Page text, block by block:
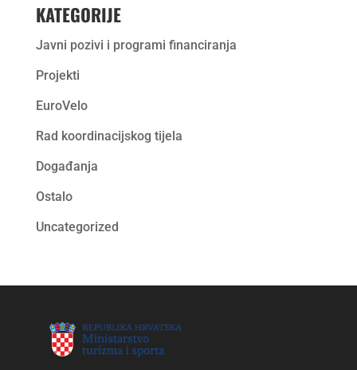
KATEGORIJE
Javni pozivi i programi financiranja
Projekti
EuroVelo
Rad koordinacijskog tijela
Događanja
Ostalo
Uncategorized